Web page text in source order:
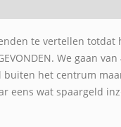
te vertellen
We gaan
het centrum
eens wat spaargeld